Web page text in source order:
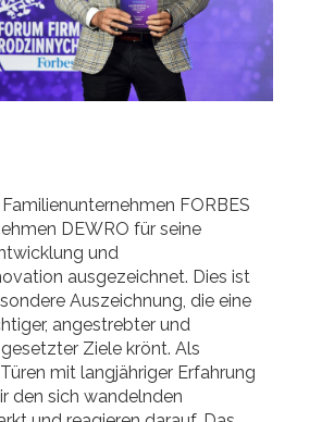
FORBES
DEWRO für seine
und
ausgezeichnet. Dies ist
Auszeichnung, die eine
angestrebter und
Ziele krönt. Als
mit langjähriger Erfahrung
den sich wandelnden